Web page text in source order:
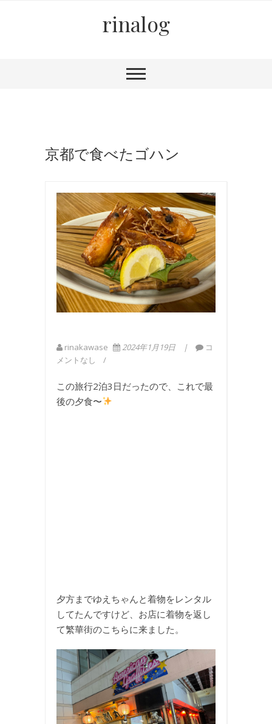
rinalog
京都で食べたゴハン
rinakawase 2024年1月19日
コ
メントなし
この旅行2泊3日だったので、これで最
後の夕食〜
夕方までゆえちゃんと着物をレンタル
してたんですけど、お店に着物を返し
て繁華街のこちらに来ました。